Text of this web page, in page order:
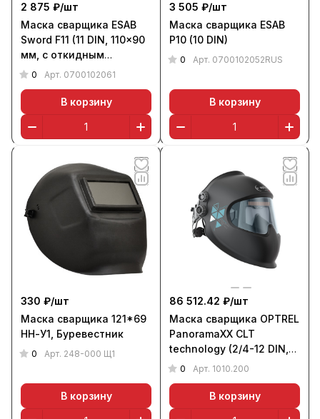
2 875 ₽/шт
Маска сварщика ESAB
Sword F11 (11 DIN, 110x90
мм, с откидным
светофильтром)
0 Арт. 0700102061
В корзину
3 505 ₽/шт
Маска сварщика ESAB
P10 (10 DIN)
0 Арт. 0700102052RUS
В корзину
330 ₽/шт
Маска сварщика 121*69
НН-У1, Буревестник
0 Арт. 248-000 Щ1
В корзину
86 512.42 ₽/шт
Маска сварщика OPTREL
PanoramaXX CLT
technology (2/4-12 DIN,
черная)
0 Арт. 1010.200
В корзину